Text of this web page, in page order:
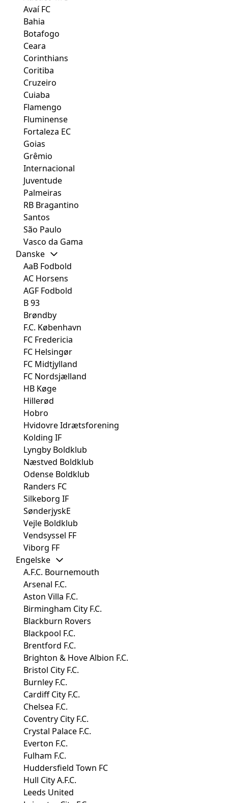
Avaí FC
Bahia
Botafogo
Ceara
Corinthians
Coritiba
Cruzeiro
Cuiaba
Flamengo
Fluminense
Fortaleza EC
Goias
Grêmio
Internacional
Juventude
Palmeiras
RB Bragantino
Santos
São Paulo
Vasco da Gama
Danske
AaB Fodbold
AC Horsens
AGF Fodbold
B 93
Brøndby
F.C. København
FC Fredericia
FC Helsingør
FC Midtjylland
FC Nordsjælland
HB Køge
Hillerød
Hobro
Hvidovre Idrætsforening
Kolding IF
Lyngby Boldklub
Næstved Boldklub
Odense Boldklub
Randers FC
Silkeborg IF
SønderjyskE
Vejle Boldklub
Vendsyssel FF
Viborg FF
Engelske
A.F.C. Bournemouth
Arsenal F.C.
Aston Villa F.C.
Birmingham City F.C.
Blackburn Rovers
Blackpool F.C.
Brentford F.C.
Brighton & Hove Albion F.C.
Bristol City F.C.
Burnley F.C.
Cardiff City F.C.
Chelsea F.C.
Coventry City F.C.
Crystal Palace F.C.
Everton F.C.
Fulham F.C.
Huddersfield Town FC
Hull City A.F.C.
Leeds United